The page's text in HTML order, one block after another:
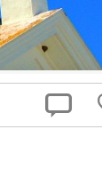
